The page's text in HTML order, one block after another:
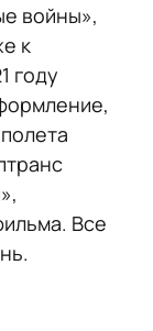
войны»,
к
году
Все